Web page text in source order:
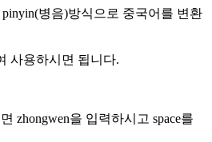
병음)방식으로 중국어를 변환
사용하시면 됩니다.
zhongwen을 입력하시고 space를